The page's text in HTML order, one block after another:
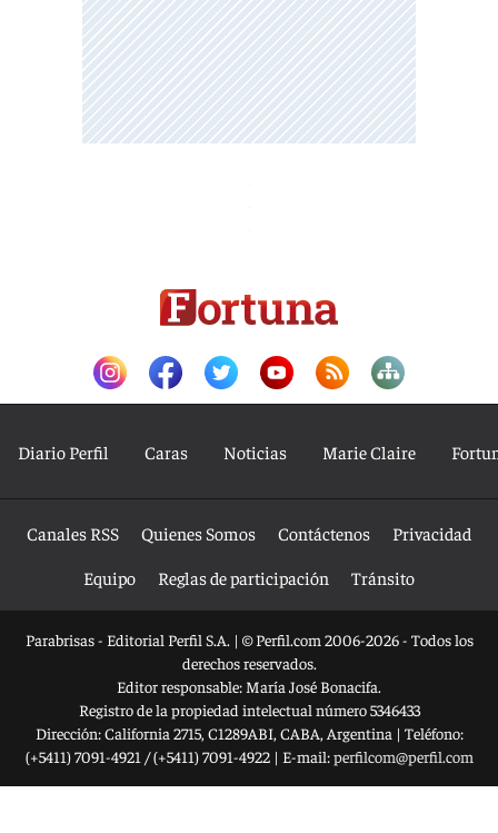
Diario Perfil Caras Noticias Marie Claire
Canales RSS Quienes Somos Contáctenos
Privacidad
Equipo
Reglas de participación Tránsito
Parabrisas - Editorial Perfil S.A. | © Perfil.com 2006-2026 - Todos los
derechos reservados.
Editor responsable: María José Bonacifa.
Registro de la propiedad intelectual número 5346433
Dirección:California 2715, C1289ABI, CABA, Argentina | Teléfono:
(+5411) 7091-4921 /(+5411) 7091-4922| E-mail:perfilcom@perfil.com